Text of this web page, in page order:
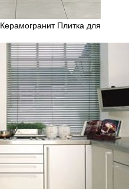
Керамогранит Плитка для